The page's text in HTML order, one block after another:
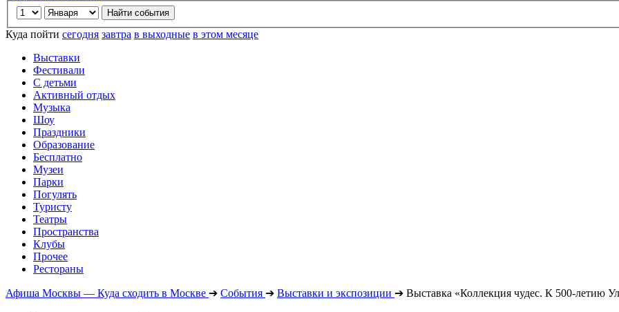
Куда пойти сегодня завтра в выходные в этом месяце
Выставки
Фестивали
С детьми
Активный отдых
Музыка
Шоу
Праздники
Образование
Бесплатно
Музеи
Парки
Погулять
Туристу
Театры
Пространства
Клубы
Прочее
Рестораны
Афиша Москвы — Куда сходить в Москве ➔ События ➔ Выставки и экспозиции ➔ Выставка «Коллекция чудес. К 500-летию